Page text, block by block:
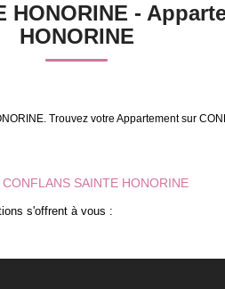
-
HONORINE
Trouvez votre Appartement sur
SAINTE HONORINE
s'offrent à vous :